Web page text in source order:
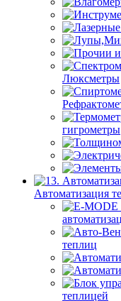
Люксметры
гигрометры
Автоматизация
теплиц
теплицей